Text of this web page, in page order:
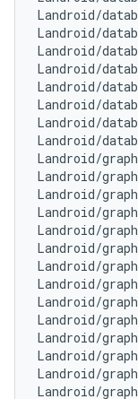
Landroid/
Landroid/
Landroid/
Landroid/
Landroid/
Landroid/
Landroid/
Landroid/
Landroid/
Landroid/
Landroid/
Landroid/
Landroid/
Landroid/
Landroid/
Landroid/
Landroid/
Landroid/
Landroid/
Landroid/
Landroid/
Landroid/